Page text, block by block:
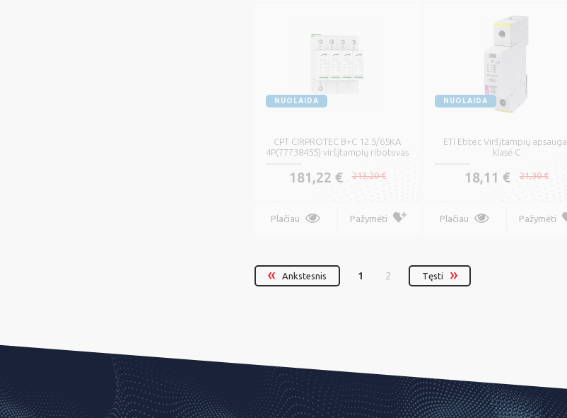
NUOLAIDA
CPT CIRPROTEC B+C 12.5/65KA
4P(77738455) viršįtampių ribotuvas
181,22 € 213,20 €
Plačiau Pažymėti
NUOLAIDA
ETI Etitec Viršįtampių apsauga,
klasė C
18,11 € 21,30 €
Plačiau Pažymėti
Ankstesnis 1 2 Tęsti